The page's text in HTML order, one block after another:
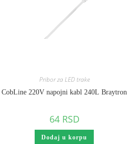
Pribor za LED trake
CobLine 220V napojni kabl 240L Braytron
64 RSD
Dodaj u korpu